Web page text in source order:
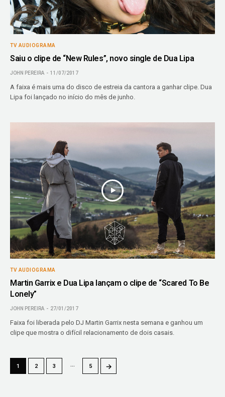
TV AUDIOGRAMA
Saiu o clipe de “New Rules”, novo single de Dua Lipa
JOHN PEREIRA 11/07/2017
A faixa é mais uma do disco de estreia da cantora a ganhar clipe. Dua
Lipa foi lançado no início do mês de junho.
TV AUDIOGRAMA
Martin Garrix e Dua Lipa lançam o clipe de “Scared To Be
Lonely”
JOHN PEREIRA 27/01/2017
Faixa foi liberada pelo DJ Martin Garrix nesta semana e ganhou um
clipe que mostra o difícil relacionamento de dois casais.
1 2 3 … 5 →